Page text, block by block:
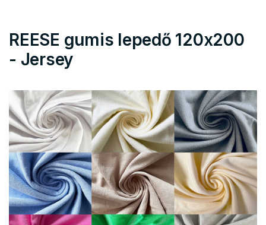
REESE gumis lepedő 120x200
- Jersey